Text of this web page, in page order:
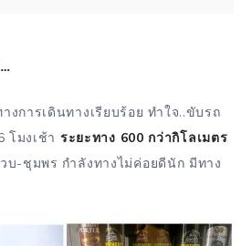
งการเดินทางเรียบร้อย ทำใจ..ขับรถ
โมงเช้า ระยะทาง 600 กว่ากิโลเมตร
บ-ชุมพร กำลังทางไม่ค่อยดีนัก มีทาง